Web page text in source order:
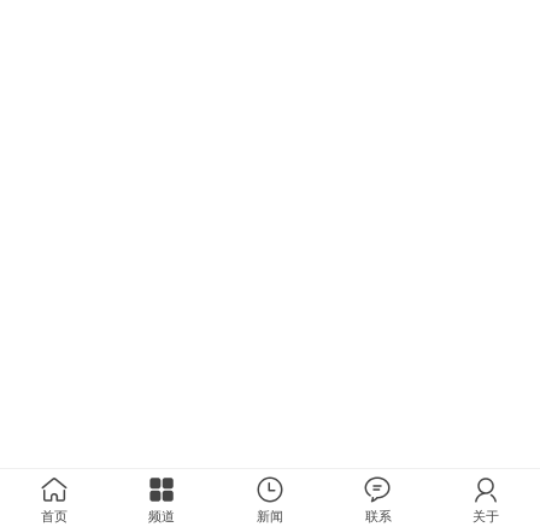
首页 频道 新闻 联系 关于